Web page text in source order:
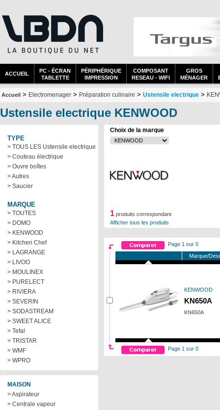
ACCUEIL
PC - ÉCRAN
TABLETTE
PÉRIPHÉRIQUE
IMPRESSION
COMPOSANT
RESEAU - WIFI
GROS
MÉNAGER
Accueil > Electromenager > Préparation culinaire > Ustensile electrique >
Ustensile electrique KENWOOD
TYPE
> TOUS LES Ustensile electrique
> Couteau électrique
> Ouvre boîtes
> Autres
> Saucier
MARQUE
> TOUTES
> DOMO
> KENWOOD
> Kitchen Chef
> LAGRANGE
> LIVOO
> MOULINEX
> PURELECT
> RIVIERA
> SEVERIN
> SODASTREAM
> SWEET ALICE
> Tefal
> TRISTAR
> WMF
> WPRO
MAISON
> Aspirateur
> Centrale vapeur
Choix de la marque
1 produits correspondant
Afficher tous les produits
Page 1 sur 0
Marque/
KENWOOD
KN650A
KN650A
Page 1 sur 0